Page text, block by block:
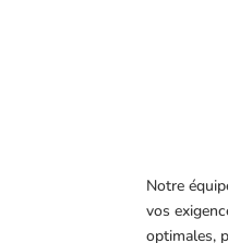
Notre
vos
optimales,